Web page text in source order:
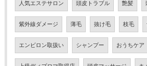
人気エステサロン 頭皮トラブル 艶髪
紫外線ダメージ 薄毛 抜け毛 枝毛
エンビロン取扱い シャンプー おうちケア